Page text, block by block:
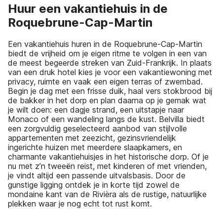
Huur een vakantiehuis in de
Roquebrune-Cap-Martin
Een vakantiehuis huren in de Roquebrune-Cap-Martin
biedt de vrijheid om je eigen ritme te volgen in een van
de meest begeerde streken van Zuid-Frankrijk. In plaats
van een druk hotel kies je voor een vakantiewoning met
privacy, ruimte en vaak een eigen terras of zwembad.
Begin je dag met een frisse duik, haal vers stokbrood bij
de bakker in het dorp en plan daarna op je gemak wat
je wilt doen: een dagje strand, een uitstapje naar
Monaco of een wandeling langs de kust. Belvilla biedt
een zorgvuldig geselecteerd aanbod van stijlvolle
appartementen met zeezicht, gezinsvriendelijk
ingerichte huizen met meerdere slaapkamers, en
charmante vakantiehuisjes in het historische dorp. Of je
nu met z’n tweeën reist, met kinderen of met vrienden,
je vindt altijd een passende uitvalsbasis. Door de
gunstige ligging ontdek je in korte tijd zowel de
mondaine kant van de Rivièra als de rustige, natuurlijke
plekken waar je nog echt tot rust komt.